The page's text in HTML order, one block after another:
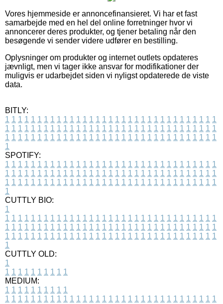
Vores hjemmeside er annoncefinansieret. Vi har et fast
samarbejde med en hel del online forretninger hvor vi
annoncerer deres produkter, og tjener betaling når den
besøgende vi sender videre udfører en bestilling.
Oplysninger om produkter og internet outlets opdateres
jævnligt, men vi tager ikke ansvar for modifikationer der
muligvis er udarbejdet siden vi nyligst opdaterede de viste
data.
BITLY:
1 1 1 1 1 1 1 1 1 1 1 1 1 1 1 1 1 1 1 1 1 1 1 1 1 1 1 1 1 1 1 1 1
1 1 1 1 1 1 1 1 1 1 1 1 1 1 1 1 1 1 1 1 1 1 1 1 1 1 1 1 1 1 1 1 1
1 1 1 1 1 1 1 1 1 1 1 1 1 1 1 1 1 1 1 1 1 1 1 1 1 1 1 1 1 1 1 1 1
1
SPOTIFY:
1 1 1 1 1 1 1 1 1 1 1 1 1 1 1 1 1 1 1 1 1 1 1 1 1 1 1 1 1 1 1 1 1
1 1 1 1 1 1 1 1 1 1 1 1 1 1 1 1 1 1 1 1 1 1 1 1 1 1 1 1 1 1 1 1 1
1 1 1 1 1 1 1 1 1 1 1 1 1 1 1 1 1 1 1 1 1 1 1 1 1 1 1 1 1 1 1 1 1
1
CUTTLY BIO:
1
1 1 1 1 1 1 1 1 1 1 1 1 1 1 1 1 1 1 1 1 1 1 1 1 1 1 1 1 1 1 1 1 1
1 1 1 1 1 1 1 1 1 1 1 1 1 1 1 1 1 1 1 1 1 1 1 1 1 1 1 1 1 1 1 1 1
1 1 1 1 1 1 1 1 1 1 1 1 1 1 1 1 1 1 1 1 1 1 1 1 1 1 1 1 1 1 1 1 1
1
CUTTLY OLD:
1
1 1 1 1 1 1 1 1 1 1
MEDIUM:
1 1 1 1 1 1 1 1 1 1
1 1 1 1 1 1 1 1 1 1 1 1 1 1 1 1 1 1 1 1 1 1 1 1 1 1 1 1 1 1 1 1 1